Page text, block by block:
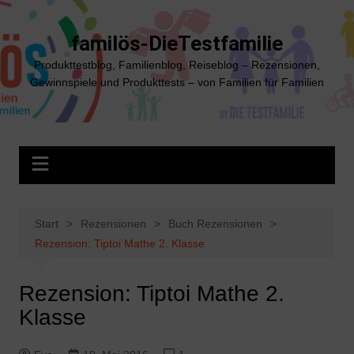
Zum
springen
familös-DieTestfamilie
Produkttestblog, Familienblog, Reiseblog – Rezensionen,
Gewinnspiele und Produkttests – von Familien für Familien
Start Rezensionen
Buch Rezensionen
Rezension: Tiptoi Mathe 2. Klasse
Rezension: Tiptoi Mathe 2.
Klasse